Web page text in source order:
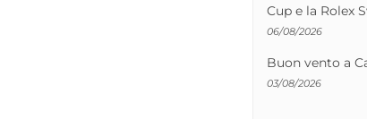
Cup e la Rolex
06/08/2026
Buon vento a
03/08/2026